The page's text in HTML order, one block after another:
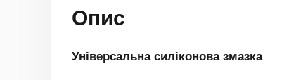
Опис
Універсальна силіконова змазка